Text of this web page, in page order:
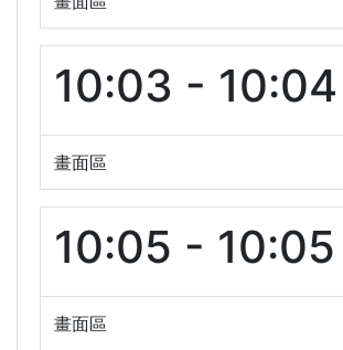
10:03 - 10:04
畫面區
10:05 - 10:05
畫面區